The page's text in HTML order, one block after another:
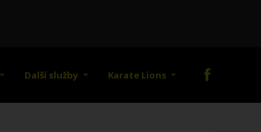
Další služby Karate Lions